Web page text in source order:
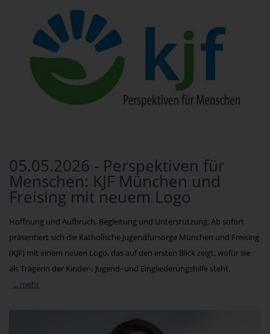
05.05.2026 - Perspektiven für
Menschen: KJF München und
Freising mit neuem Logo
Hoffnung und Aufbruch, Begleitung und Unterstützung: Ab sofort
präsentiert sich die Katholische Jugendfürsorge München und Freising
(KJF) mit einem neuen Logo, das auf den ersten Blick zeigt, wofür sie
als Trägerin der Kinder-, Jugend- und Eingliederungshilfe steht.
... mehr